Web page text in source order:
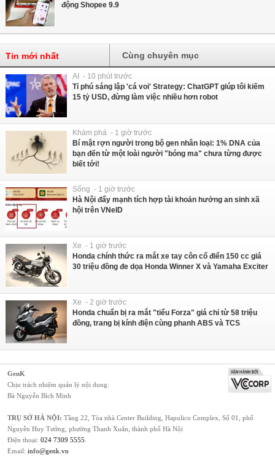
động Shopee 9.9
Tin mới nhất Cùng chuyên mục
AI - 10 phút trước
Tỉ phú sáng lập 'cá voi' Strategy: ChatGPT giúp tôi kiếm
15 tỷ USD, đừng làm việc nhiều hơn robot
Khám phá - 1 giờ trước
Bí mật rợn người trong bộ gen nhân loại: 1% DNA của
bạn đến từ một loài người "bóng ma" chưa từng được
biết tới!
Sống - 1 giờ trước
Hà Nội đẩy mạnh tích hợp tài khoản hưởng an sinh xã
hội trên VNeID
Xe - 1 giờ trước
Honda chính thức ra mắt xe tay côn cổ điển 150 cc giá
30 triệu đồng đe dọa Honda Winner X và Yamaha Exciter
Xe - 2 giờ trước
Honda chuẩn bị ra mắt "tiểu Forza" giá chỉ từ 58 triệu
đồng, trang bị kính điện cùng phanh ABS và TCS
GenK
Chịu trách nhiệm quản lý nội dung:
Bà Nguyễn Bích Minh
TRỤ SỞ HÀ NỘI: Tầng 22, Tòa nhà Center Building, Hapulico Complex, Số 01, phố
Nguyễn Huy Tưởng, phường Thanh Xuân, thành phố Hà Nội
Điện thoại: 024 7309 5555
Email: info@genk.vn